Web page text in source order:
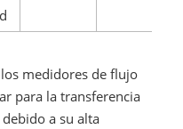
medidores de flujo
para la transferencia
a su alta